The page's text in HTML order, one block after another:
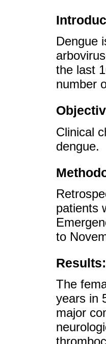
Dengue
the last
number
Clinical
dengue.
patients
to
Results:
The
years in
major